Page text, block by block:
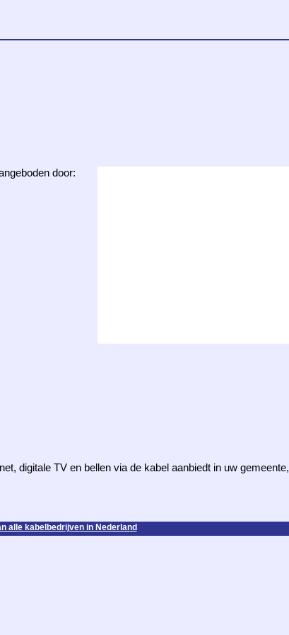
door:
digitale TV en bellen via de kabel aanbiedt in uw gemeente,
alle kabelbedrijven in Nederland